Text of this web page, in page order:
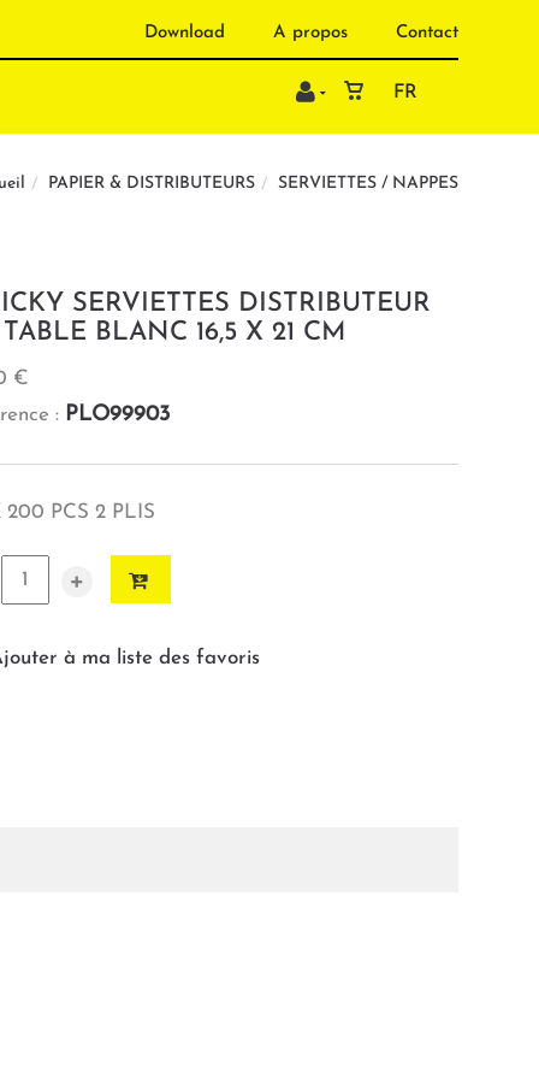
Download A propos Contact
FR
PAPIER & DISTRIBUTEURS SERVIETTES / NAPPES
SERVIETTES DISTRIBUTEUR
BLANC 16,5 X 21 CM
€
: PLO99903
200 PCS 2 PLIS
+
à ma liste des favoris